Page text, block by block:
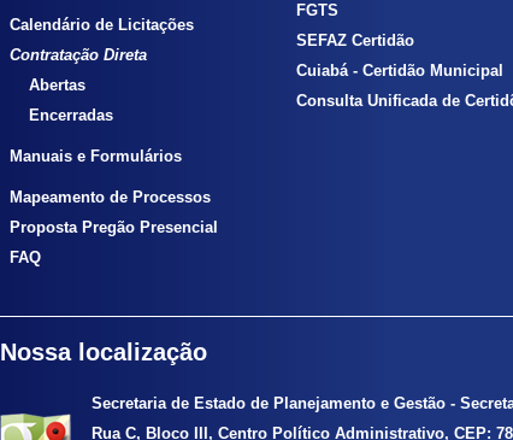
Calendário de Licitações
Contratação Direta
Abertas
Encerradas
Manuais e Formulários
Mapeamento de Processos
Proposta Pregão Presencial
FAQ
FGTS
SEFAZ Certidão
Cuiabá - Certidão Municipal
Consulta Unificada de
Nossa localização
Secretaria de Estado de Planejamento e Gestão -
Rua C, Bloco III, Centro Político Administrativo, CEP: